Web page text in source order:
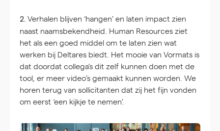
2. Verhalen blijven ‘hangen’ en laten impact zien
naast naamsbekendheid. Human Resources ziet
het als een goed middel om te laten zien wat
werken bij Deltares biedt. Het mooie van Vormats is
dat doordat collega’s dit zelf kunnen doen met de
tool, er meer video’s gemaakt kunnen worden. We
horen terug van sollicitanten dat zij het fijn vonden
om eerst ‘een kijkje te nemen’.